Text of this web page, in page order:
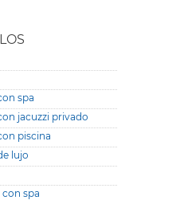
spa
jacuzzi privado
piscina
lujo
spa